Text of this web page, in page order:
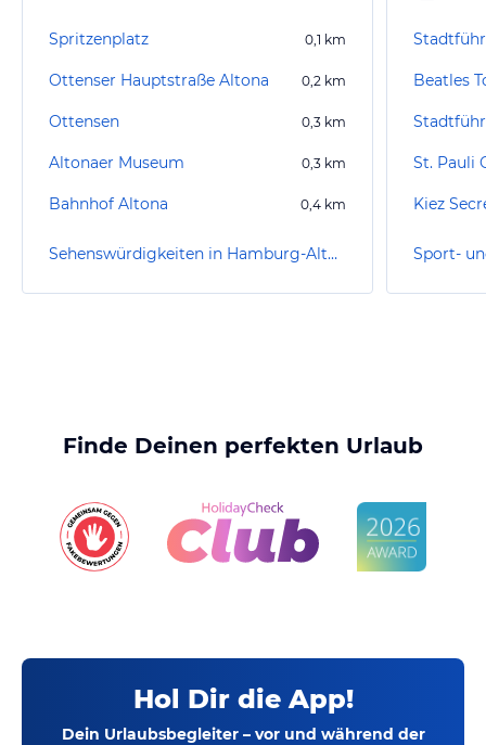
Spritzenplatz 0,1 km
Ottenser Hauptstraße Altona 0,2 km
Ottensen 0,3 km
Altonaer Museum 0,3 km
Bahnhof Altona 0,4 km
Sehenswürdigkeiten in Hamburg-Altona
Beatles
St. Pauli
Kiez
Finde Deinen perfekten Urlaub
Hol Dir die App!
Dein Urlaubsbegleiter – vor und während der